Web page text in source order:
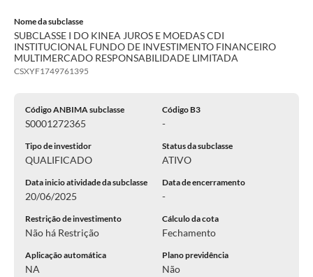
Nome da subclasse
SUBCLASSE I DO KINEA JUROS E MOEDAS CDI
INSTITUCIONAL FUNDO DE INVESTIMENTO FINANCEIRO
MULTIMERCADO RESPONSABILIDADE LIMITADA
CSXYF1749761395
Código ANBIMA subclasse
S0001272365
Código B3
-
Tipo de investidor
QUALIFICADO
Status da subclasse
ATIVO
Data inicio atividade da subclasse
20/06/2025
Data de encerramento
-
Restrição de investimento
Não há Restrição
Cálculo da cota
Fechamento
Aplicação automática
NA
Plano previdência
Não